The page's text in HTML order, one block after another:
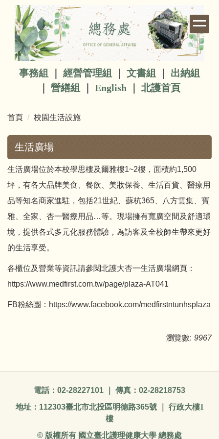
事務組 經營管理組 文書組
出納組
營繕組 English 北護首頁
首頁 校園生活設施
生活廣場
生活廣場位於本校學思樓及爾雅樓1~2樓，面積約1,500
坪，有各大品牌美食、餐飲、美妝保養、生活百貨、醫療用
品等知名商家進駐，包括21世紀、蘇杭365、八方雲集、寶
雅、全家、杏一醫療用品…等。現場擁有寬廣空間及舒適環
境，提供各式多元化服務體驗，為訪客及全校師生帶來更好
的生活享受。
各櫃位及營業等資訊請參閱北護大杏一生活廣場網頁：
https://www.medfirst.com.tw/page/plaza-AT041
FB粉絲團： https://www.facebook.com/medfirstntunhsplaza
瀏覽數: 9967
電話： 02-28227101 ｜ 傳真： 02-28218753
地址： 112303臺北市北投區明德路365號 ｜ 行政大樓1
樓
© 版權所有 國立臺北護理健康大學 總務處